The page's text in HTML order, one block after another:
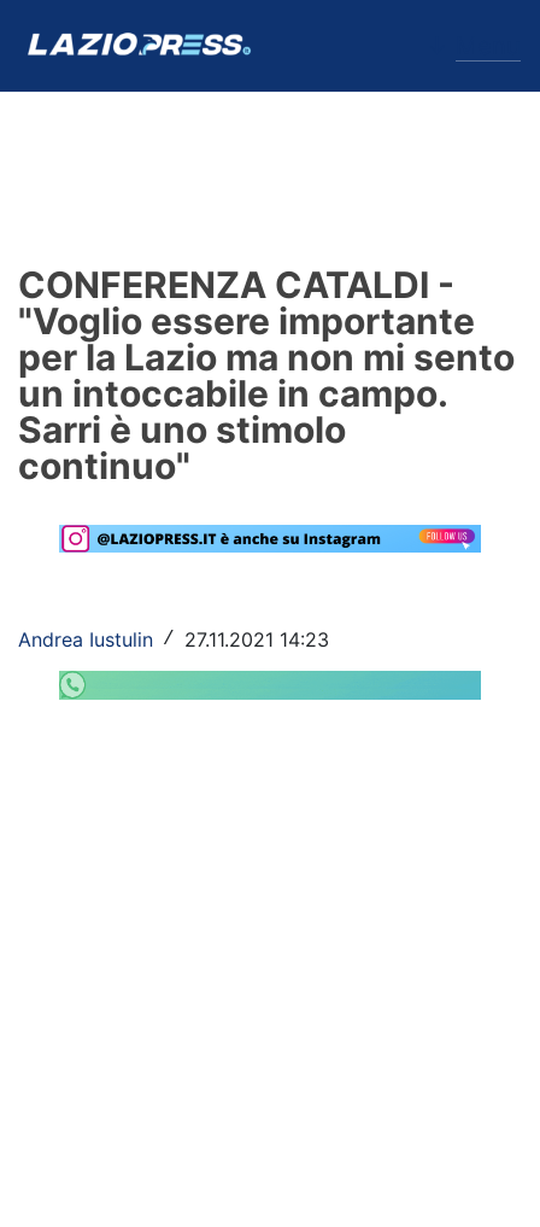
Formello
Infortuni
Primavera
Calciomercato
Lazio Women
Social
Calcio
CONFERENZA CATALDI -
"Voglio essere importante
per la Lazio ma non mi sento
un intoccabile in campo.
Sarri è uno stimolo
continuo"
Andrea Iustulin / 27.11.2021 14:23